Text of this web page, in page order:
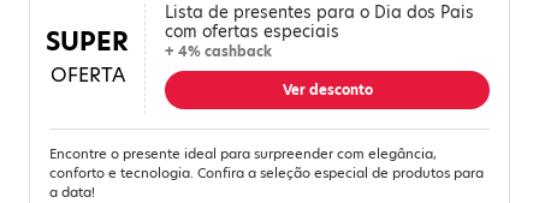
SUPER
OFERTA
Lista de presentes para o Dia dos Pais
com ofertas especiais
+ 4% cashback
Ver desconto
Encontre o presente ideal para surpreender com elegância,
conforto e tecnologia. Confira a seleção especial de produtos para
a data!